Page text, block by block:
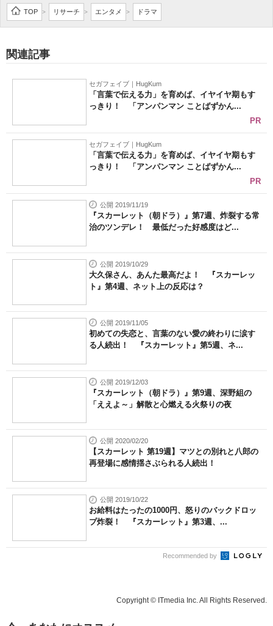
TOP > リサーチ > エンタメ > ドラマ
関連記事
セガフェイブ｜HugKum
「言葉で伝える力」を育めば、イヤイヤ期もす
っきり！ 「アンパンマン ことばずかん...
PR
セガフェイブ｜HugKum
「言葉で伝える力」を育めば、イヤイヤ期もす
っきり！ 「アンパンマン ことばずかん...
PR
公開 2019/11/19
『スカーレット（朝ドラ）』第7週、炸裂する常
治のツンデレ！ 最低だった好感度はど...
公開 2019/10/29
大久保さん、あんた最高だよ！ 『スカーレッ
ト』第4週、ネット上の反応は？
公開 2019/11/05
初めての失恋と、言葉のない愛の終わりに涙す
る人続出！ 『スカーレット』第5週、ネ...
公開 2019/12/03
『スカーレット（朝ドラ）』第9週、深野組の
「ええよ～」解散と心燃える火祭りの夜
公開 2020/02/20
【スカーレット 第19週】マツとの別れと八郎の
再登場に感情揺さぶられる人続出！
公開 2019/10/22
お給料はたったの1000円、怒りのバックドロッ
プ炸裂！ 『スカーレット』第3週、...
Recommended by
Copyright © ITmedia Inc. All Rights Reserved.